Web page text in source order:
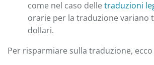
come nel caso delletraduzioni
orarie per la traduzione variano
dollari.
Per risparmiare sulla traduzione,